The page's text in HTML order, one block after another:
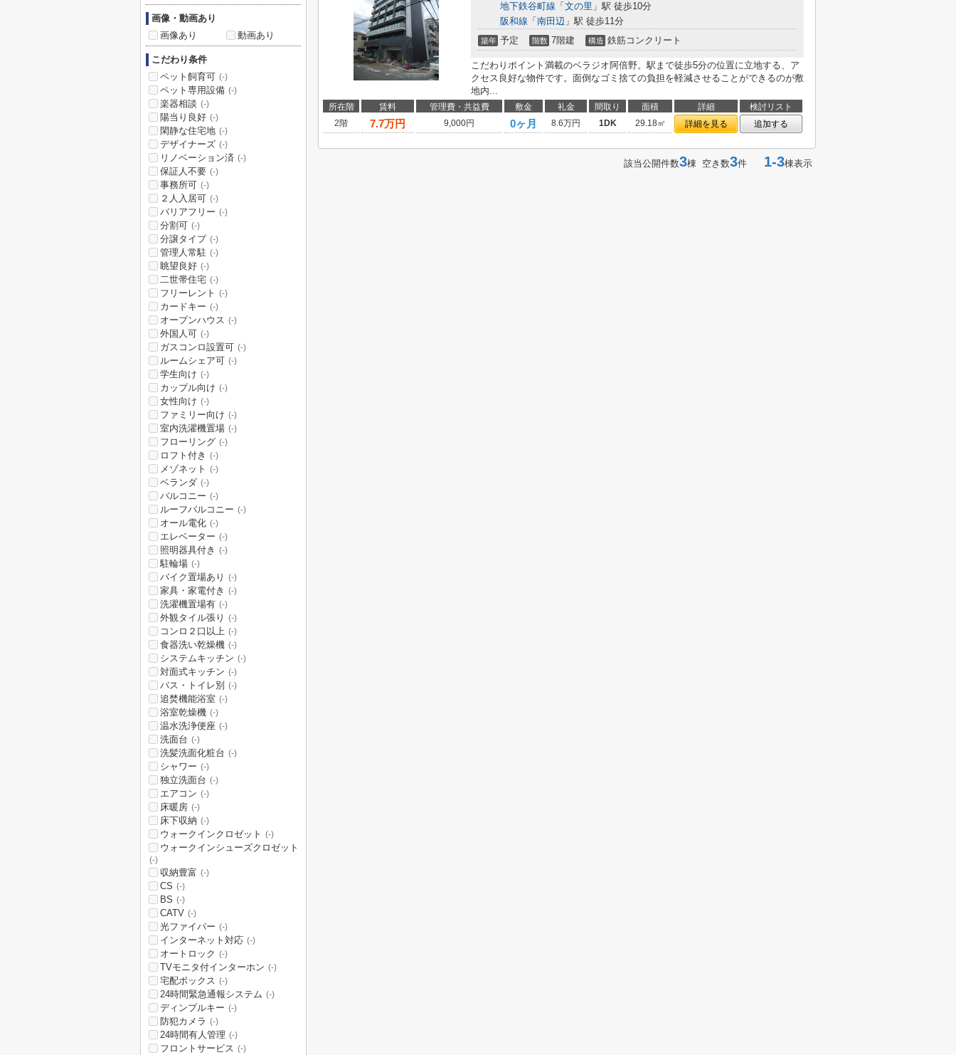
地下鉄谷町線 「 文の里 」駅 徒歩10分
阪和線 「 南田辺 」駅 徒歩11分
築年 予定 階数 7階建 構造 鉄筋コンクリート
こだわりポイント満載のベラジオ阿倍野。駅まで徒歩5分の位置に立地する、ア
クセス良好な物件です。面倒なゴミ捨ての負担を軽減させることができるのが敷
地内...
所在階 賃料 管理費・共益費 敷金 礼金 間取り 面積 詳細
検討リスト
2階
7.7万円 9,000円 0ヶ月 8.6万円 1DK 29.18㎡ 詳細を見る 追加する
該当公開件数3棟 空き数3件 1-3棟表示
画像・動画あり
画像あり
動画あり
こだわり条件
ペット飼育可 (-)
ペット専用設備 (-)
楽器相談 (-)
陽当り良好 (-)
閑静な住宅地 (-)
デザイナーズ (-)
リノベーション済 (-)
保証人不要 (-)
事務所可 (-)
２人入居可 (-)
バリアフリー (-)
分割可 (-)
分譲タイプ (-)
管理人常駐 (-)
眺望良好 (-)
二世帯住宅 (-)
フリーレント (-)
カードキー (-)
オープンハウス (-)
外国人可 (-)
ガスコンロ設置可 (-)
ルームシェア可 (-)
学生向け (-)
カップル向け (-)
女性向け (-)
ファミリー向け (-)
室内洗濯機置場 (-)
フローリング (-)
ロフト付き (-)
メゾネット (-)
ベランダ (-)
バルコニー (-)
ルーフバルコニー (-)
オール電化 (-)
エレベーター (-)
照明器具付き (-)
駐輪場 (-)
バイク置場あり (-)
家具・家電付き (-)
洗濯機置場有 (-)
外観タイル張り (-)
コンロ２口以上 (-)
食器洗い乾燥機 (-)
システムキッチン (-)
対面式キッチン (-)
バス・トイレ別 (-)
追焚機能浴室 (-)
浴室乾燥機 (-)
温水洗浄便座 (-)
洗面台 (-)
洗髪洗面化粧台 (-)
シャワー (-)
独立洗面台 (-)
エアコン (-)
床暖房 (-)
床下収納 (-)
ウォークインクロゼット (-)
ウォークインシューズクロゼット
(-)
収納豊富 (-)
CS (-)
BS (-)
CATV (-)
光ファイバー (-)
インターネット対応 (-)
オートロック (-)
TVモニタ付インターホン (-)
宅配ボックス (-)
24時間緊急通報システム (-)
ディンプルキー (-)
防犯カメラ (-)
24時間有人管理 (-)
フロントサービス (-)